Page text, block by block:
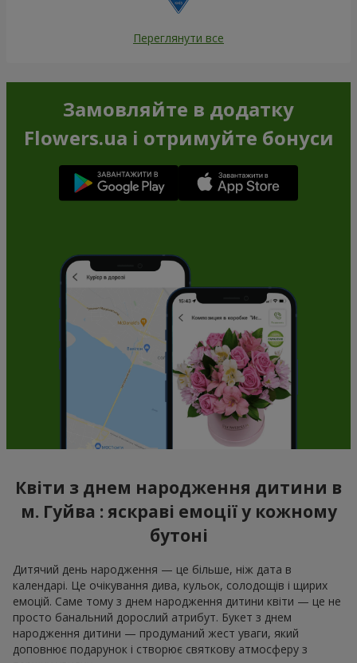
Переглянути все
Замовляйте в додатку
Flowers.ua і отримуйте бонуси
Квіти з днем народження дитини в
м. Гуйва : яскраві емоції у кожному
бутоні
Дитячий день народження — це більше, ніж дата в
календарі. Це очікування дива, кульок, солодощів і щирих
емоцій. Саме тому з днем народження дитини квіти — це не
просто банальний дорослий атрибут. Букет з днем
народження дитини — продуманий жест уваги, який
доповнює подарунок і створює святкову атмосферу з